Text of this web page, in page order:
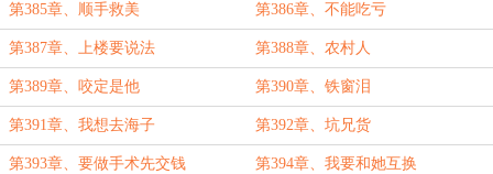
第385章、顺手救美 第386章、不能吃亏
第387章、上楼要说法 第388章、农村人
第389章、咬定是他 第390章、铁窗泪
第391章、我想去海子 第392章、坑兄货
第393章、要做手术先交钱 第394章、我要和她互换